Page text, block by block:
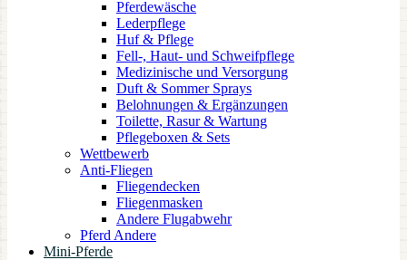
Pferdewäsche
Lederpflege
Huf & Pflege
Fell-, Haut- und Schweifpflege
Medizinische und Versorgung
Duft & Sommer Sprays
Belohnungen & Ergänzungen
Toilette, Rasur & Wartung
Pflegeboxen & Sets
Wettbewerb
Anti-Fliegen
Fliegendecken
Fliegenmasken
Andere Flugabwehr
Pferd Andere
Mini-Pferde